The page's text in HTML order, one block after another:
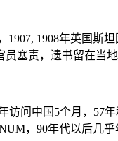
1907, 1908年英国斯
塞责，遗书留在当
年访问中国5个月，57
，90年代以后几乎